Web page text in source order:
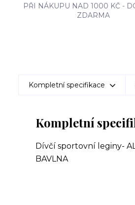
PŘI NÁKUPU NAD 1000 KČ -
ZDARMA
Kompletní specifikace
Kompletní
Dívčí sportovní leginy-
BAVLNA